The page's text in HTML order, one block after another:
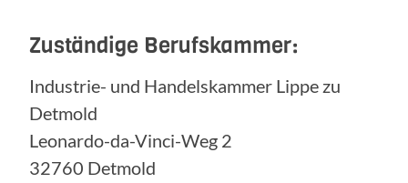
Zuständige Berufskammer:
Industrie- und Handelskammer Lippe zu
Detmold
Leonardo-da-Vinci-Weg 2
32760 Detmold